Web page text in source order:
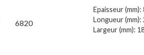
6820
Epaisseur (mm):
Longueur (mm):
Largeur (mm):